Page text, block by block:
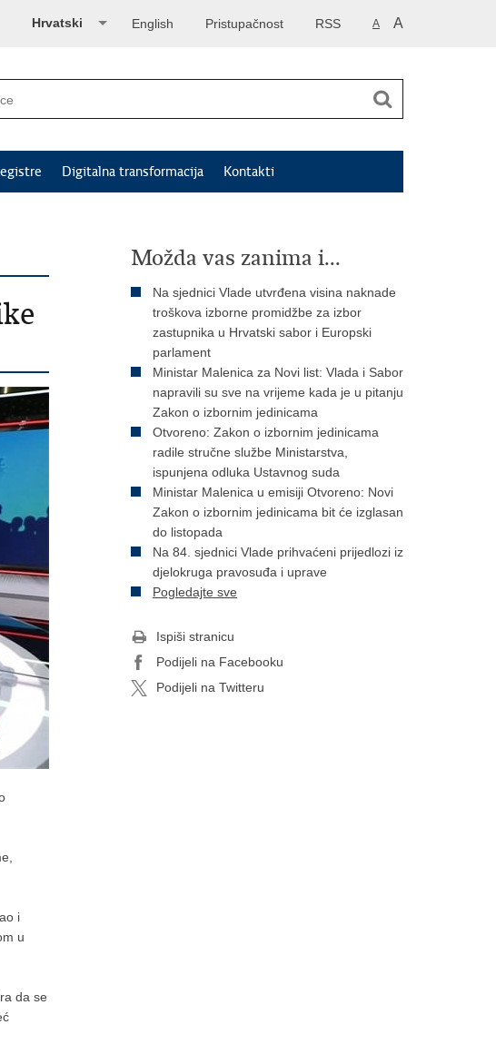
A A
RSS
Pristupačnost
English
Hrvatski
Digitalna transformacija Kontakti
i
u
da se
Možda vas zanima i...
Na sjednici Vlade utvrđena visina naknade
troškova izborne promidžbe za izbor
zastupnika u Hrvatski sabor i Europski
parlament
Ministar Malenica za Novi list: Vlada i Sabor
napravili su sve na vrijeme kada je u pitanju
Zakon o izbornim jedinicama
Otvoreno: Zakon o izbornim jedinicama
radile stručne službe Ministarstva,
ispunjena odluka Ustavnog suda
Ministar Malenica u emisiji Otvoreno: Novi
Zakon o izbornim jedinicama bit će izglasan
do listopada
Na 84. sjednici Vlade prihvaćeni prijedlozi iz
djelokruga pravosuđa i uprave
Pogledajte sve
Ispiši stranicu
Podijeli na Facebooku
Podijeli na Twitteru